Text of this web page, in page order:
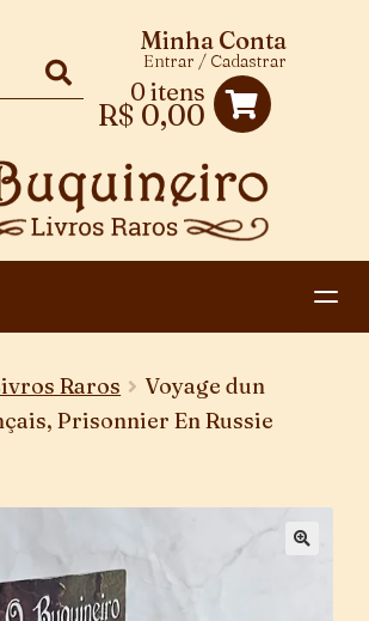
0 itens
R$ 0,00
Minha Conta
Entrar / Cadastrar
CATEGORIAS
MENU
CONTATO
Raros
Voyage dun
Prisonnier En Russie